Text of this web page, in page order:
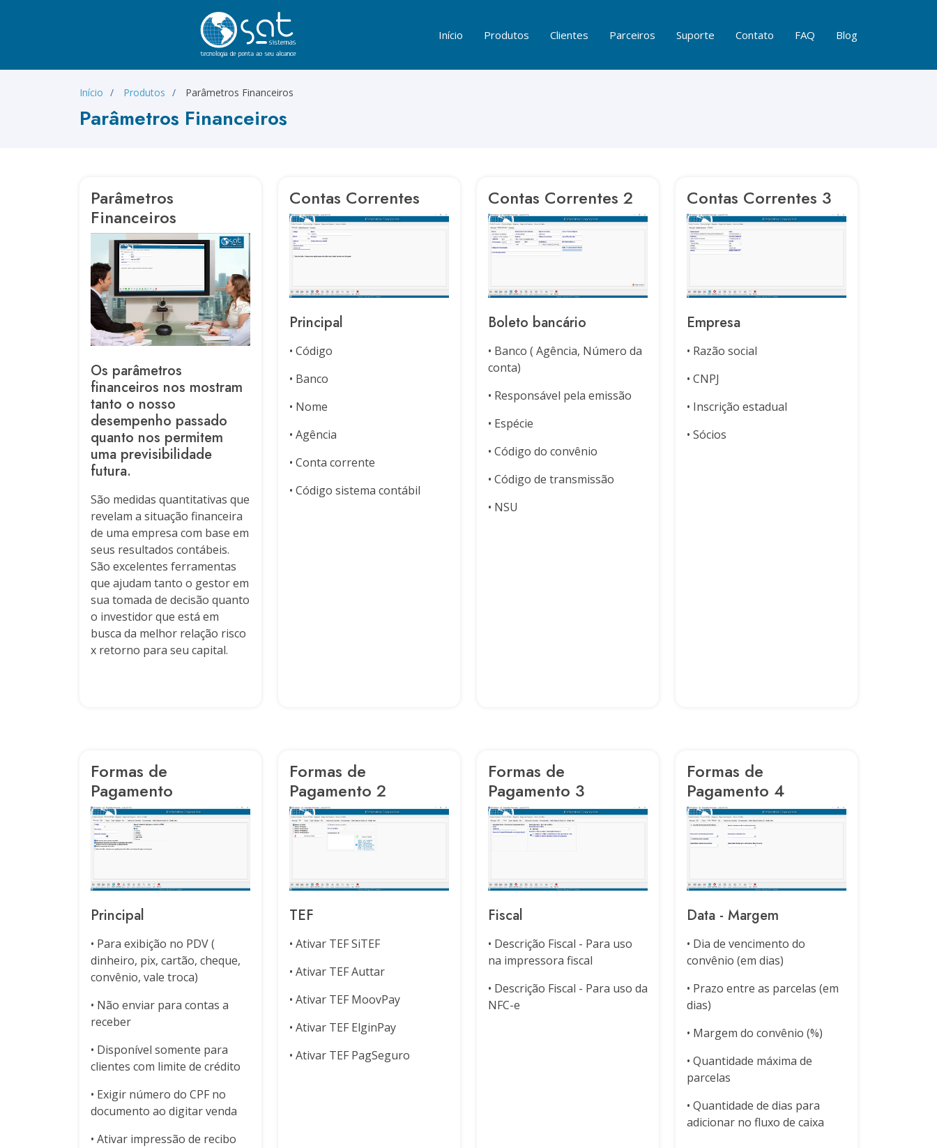
Início Produtos Parâmetros Financeiros
Parâmetros Financeiros
Início Produtos Clientes Parceiros Suporte Contato FAQ Blog
Parâmetros
Financeiros
Os parâmetros
financeiros nos mostram
tanto o nosso
desempenho passado
quanto nos permitem
uma previsibilidade
futura.
São medidas quantitativas que
revelam a situação financeira
de uma empresa com base em
seus resultados contábeis.
São excelentes ferramentas
que ajudam tanto o gestor em
sua tomada de decisão quanto
o investidor que está em
busca da melhor relação risco
x retorno para seu capital.
Contas Correntes
Principal
• Código
• Banco
• Nome
• Agência
• Conta corrente
• Código sistema contábil
Contas Correntes 2
Boleto bancário
• Banco ( Agência, Número da
conta)
• Responsável pela emissão
• Espécie
• Código do convênio
• Código de transmissão
• NSU
Contas Correntes 3
Empresa
• Razão social
• CNPJ
• Inscrição estadual
• Sócios
Formas de
Pagamento
Principal
• Para exibição no PDV (
dinheiro, pix, cartão, cheque,
convênio, vale troca)
• Não enviar para contas a
receber
• Disponível somente para
clientes com limite de crédito
• Exigir número do CPF no
documento ao digitar venda
• Ativar impressão de recibo
Formas de
Pagamento 2
TEF
• Ativar TEF SiTEF
• Ativar TEF Auttar
• Ativar TEF MoovPay
• Ativar TEF ElginPay
• Ativar TEF PagSeguro
Formas de
Pagamento 3
Fiscal
• Descrição Fiscal - Para uso
na impressora fiscal
• Descrição Fiscal - Para uso da
NFC-e
Formas de
Pagamento 4
Data - Margem
• Dia de vencimento do
convênio (em dias)
• Prazo entre as parcelas (em
dias)
• Margem do convênio (%)
• Quantidade máxima de
parcelas
• Quantidade de dias para
adicionar no fluxo de caixa